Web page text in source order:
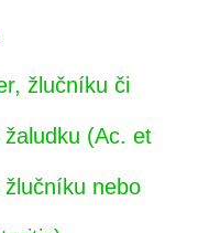
žlučníku či
(Ac. et
nebo